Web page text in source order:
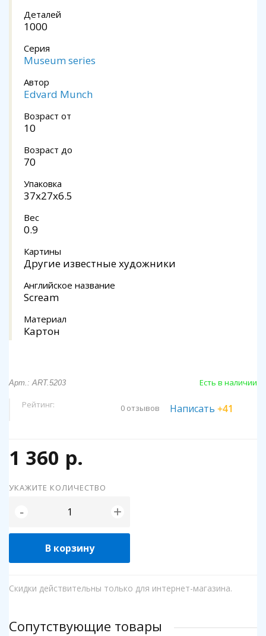
Деталей
1000
Серия
Museum series
Автор
Edvard Munch
Возраст от
10
Возраст до
70
Упаковка
37x27x6.5
Вес
0.9
Картины
Другие известные художники
Английское название
Scream
Материал
Картон
Арт.: ART.5203 Есть в наличии
Рейтинг: 0 отзывов Написать +41
1 360 р.
УКАЖИТЕ КОЛИЧЕСТВО
- +
В корзину
Скидки действительны только для интернет-магазина.
Сопутствующие товары